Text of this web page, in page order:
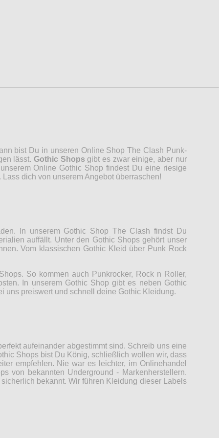
bist Du in unseren Online Shop The Clash Punk-
lässt. Gothic Shops gibt es zwar einige, aber nur
Online Gothic Shop findest Du eine riesige
dich von unserem Angebot überraschen!
In unserem Gothic Shop The Clash findst Du
auffällt. Unter den Gothic Shops gehört unser
Vom klassischen Gothic Kleid über Punk Rock
So kommen auch Punkrocker, Rock n Roller,
In unserem Gothic Shop gibt es neben Gothic
uns preiswert und schnell deine Gothic Kleidung.
aufeinander abgestimmt sind. Schreib uns eine
Shops bist Du König, schließlich wollen wir, dass
empfehlen. Nie war es leichter, im Onlinehandel
von bekannten Underground - Markenherstellern.
bekannt. Wir führen Kleidung dieser Labels